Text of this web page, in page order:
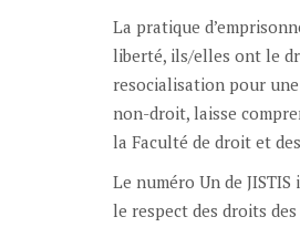
La pratique
liberté, ils/elles ont le
resocialisation pour une
non-droit, laisse
la Faculté de droit et
Le numéro Un de
le respect des droits